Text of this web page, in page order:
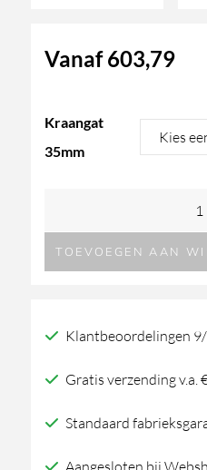
Vanaf603,79
Kraangat
35mm
90
Solid
aantal
TOEVOEGEN AAN
Klantbeoordelingen
Gratis verzending v.a.
Standaard
Aangesloten bij